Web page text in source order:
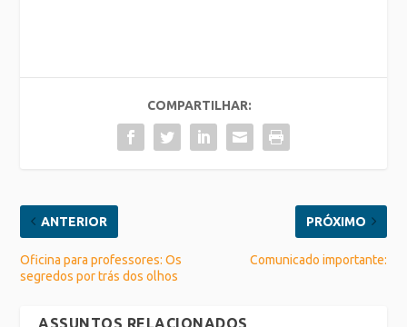
COMPARTILHAR:
ANTERIOR
Oficina para professores: Os
segredos por trás dos olhos
PRÓXIMO
Comunicado importante:
ASSUNTOS RELACIONADOS